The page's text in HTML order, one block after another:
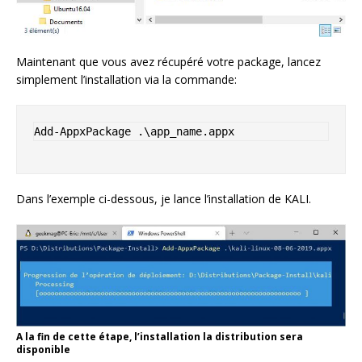
Maintenant que vous avez récupéré votre package, lancez
simplement l’installation via la commande:
Add-AppxPackage .\app_name.appx
Dans l’exemple ci-dessous, je lance l’installation de KALI.
A la fin de cette étape, l’installation la distribution sera
disponible